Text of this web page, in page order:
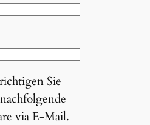
Sie
via E-Mail.